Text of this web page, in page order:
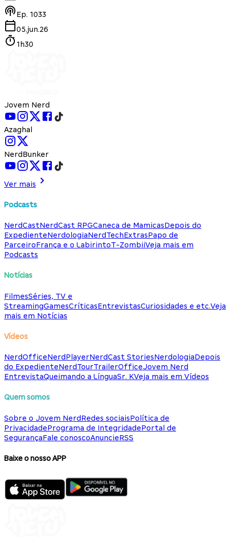
Ep. 1033
05.jun.26
1h30
Jovem Nerd
Azaghal
NerdBunker
Ver mais
Podcasts
NerdCastNerdCast RPGCaneca de MamicasDepois do
ExpedienteNerdologiaNerdTechExtrasPapo de
ParceiroFrança e o LabirintoT-ZombiiVeja mais em
Podcasts
Notícias
FilmesSéries, TV e
StreamingGamesCríticasEntrevistasCuriosidades e etc.Veja
mais em Notícias
Vídeos
NerdOfficeNerdPlayerNerdCast StoriesNerdologiaDepois
do ExpedienteNerdTourTrailerOfficeJovem Nerd
EntrevistaQueimando a LínguaSr. KVeja mais em Vídeos
Quem somos
Sobre o Jovem NerdRedes sociaisPolítica de
PrivacidadePrograma de IntegridadePortal de
SegurançaFale conoscoAnuncieRSS
Baixe o nosso APP